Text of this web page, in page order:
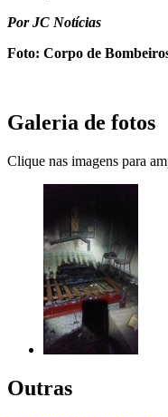
Por JC Notícias
Foto: Corpo de
Galeria de fotos
Clique nas imagens para
Outras